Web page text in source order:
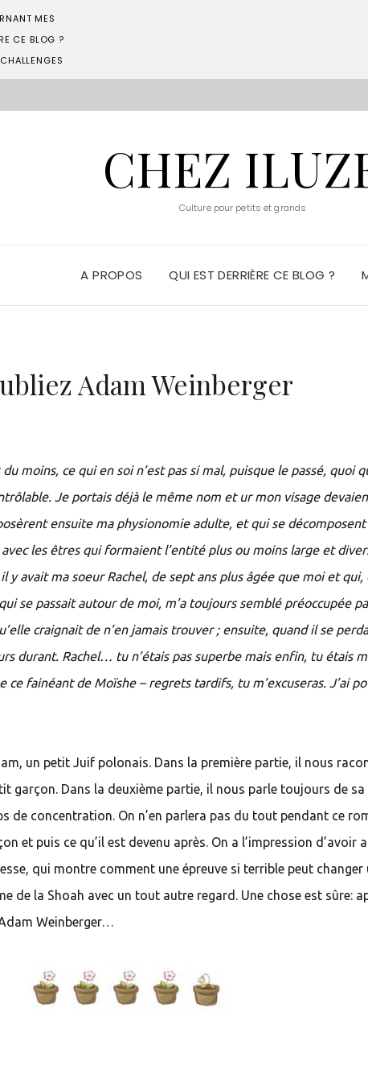
MES
CE BLOG ?
CHALLENGES
CHEZ
Culture pour petits et grands
A PROPOS QUI EST DERRIÈRE CE BLOG ?
Adam Weinberger
moins, ce qui en soi n’est pas si mal, puisque le passé, quoi
Je portais déjà le même nom et ur mon visage
ensuite ma physionomie adulte, et qui se décomposent
les êtres qui formaient l’entité plus ou moins large et
y avait ma soeur Rachel, de sept ans plus âgée que moi et qui,
se passait autour de moi, m’a toujours semblé préoccupée
craignait de n’en jamais trouver ; ensuite, quand il se
durant. Rachel… tu n’étais pas superbe mais enfin, tu étais
fainéant de Moïshe – regrets tardifs, tu m’excuseras. J’ai
un petit Juif polonais. Dans la première partie, il nous
garçon. Dans la deuxième partie, il nous parle toujours de sa
de concentration. On n’en parlera pas du tout pendant ce
et puis ce qu’il est devenu après. On a l’impression d’avoir
qui montre comment une épreuve si terrible peut changer
de la Shoah avec un tout autre regard. Une chose est sûre:
Weinberger…